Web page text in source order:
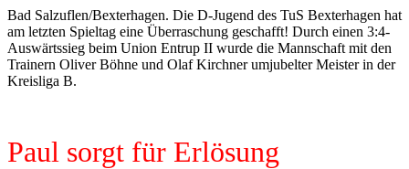
Bad Salzuflen/Bexterhagen. Die D-Jugend des TuS Bexterhagen hat
am letzten Spieltag eine Überraschung geschafft! Durch einen 3:4-
Auswärtssieg beim Union Entrup II wurde die Mannschaft mit den
Trainern Oliver Böhne und Olaf Kirchner umjubelter Meister in der
Kreisliga B.
Paul sorgt für Erlösung